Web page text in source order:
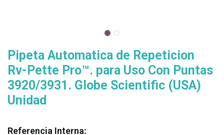
​Pipeta Automatica de Repeticion
Rv-Pette Pro™. para Uso Con Puntas
3920/3931. Globe Scientific (USA)
Unidad
Referencia Interna: